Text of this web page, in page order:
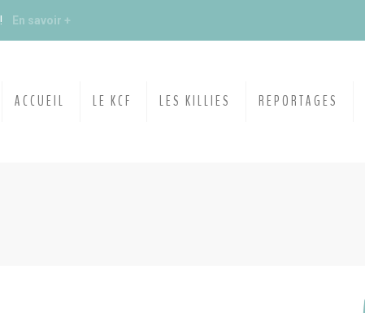
! En savoir +
ACCUEIL LE KCF LES KILLIES REPORTAGES